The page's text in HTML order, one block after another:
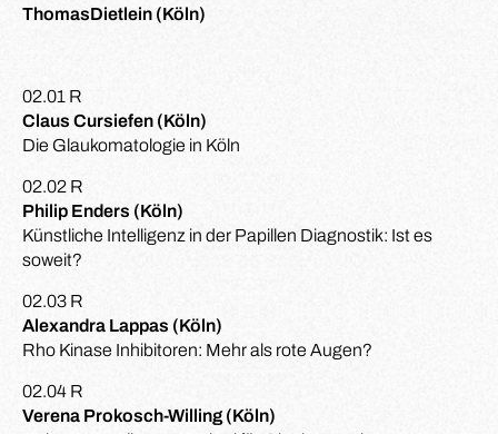
ThomasDietlein (Köln)
02.01 R
Claus Cursiefen (Köln)
Die Glaukomatologie in Köln
02.02 R
Philip Enders (Köln)
Künstliche Intelligenz in der Papillen Diagnostik: Ist es
soweit?
02.03 R
Alexandra Lappas (Köln)
Rho Kinase Inhibitoren: Mehr als rote Augen?
02.04 R
Verena Prokosch-Willing (Köln)